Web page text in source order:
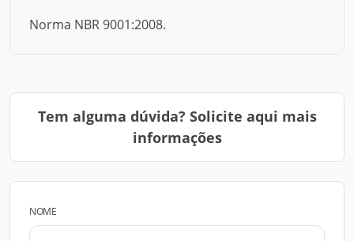
Norma NBR 9001:2008.
Tem alguma dúvida? Solicite aqui mais
informações
NOME